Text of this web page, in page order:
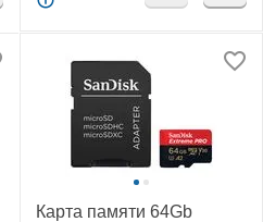
Карта памяти 64Gb